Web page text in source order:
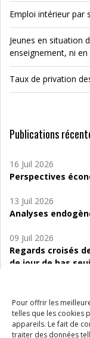
Pour offrir les
telles que les cookies
appareils. Le fait de
traiter des données
Emploi intérieur par
Jeunes en situation
enseignement, ni
Taux de privation
Publications
16 Juil 2026
Perspectives
13 Juil 2026
Analyses
09 Juil 2026
Regards croisés
de jour de bas
06 Juil 2026
Étude